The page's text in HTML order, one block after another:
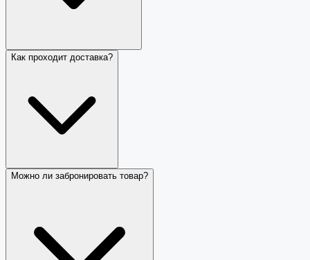
Как проходит доставка?
Можно ли забронировать товар?